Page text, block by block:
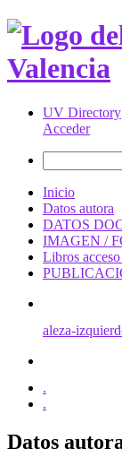
Valencia
UV Directory
Acceder
Inicio
Datos autora
DATOS
IMAGEN /
Libros
aleza-
.
.
Datos